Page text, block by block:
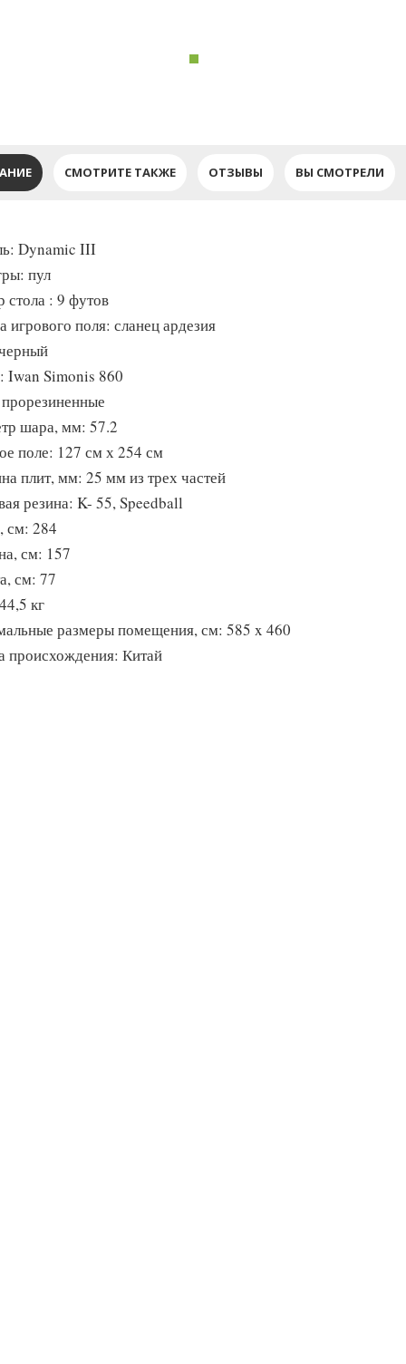
СМОТРИТЕ ТАКЖЕ ОТЗЫВЫ ВЫ СМОТРЕЛИ
Dynamic III
пул
стола : 9 футов
игрового поля: сланец ардезия
Iwan Simonis 860
шара, мм: 57.2
поле: 127 см х 254 см
плит, мм: 25 мм из трех частей
резина: K- 55, Speedball
см: 284
см: 157
см: 77
кг
размеры помещения, см: 585 x 460
происхождения: Китай